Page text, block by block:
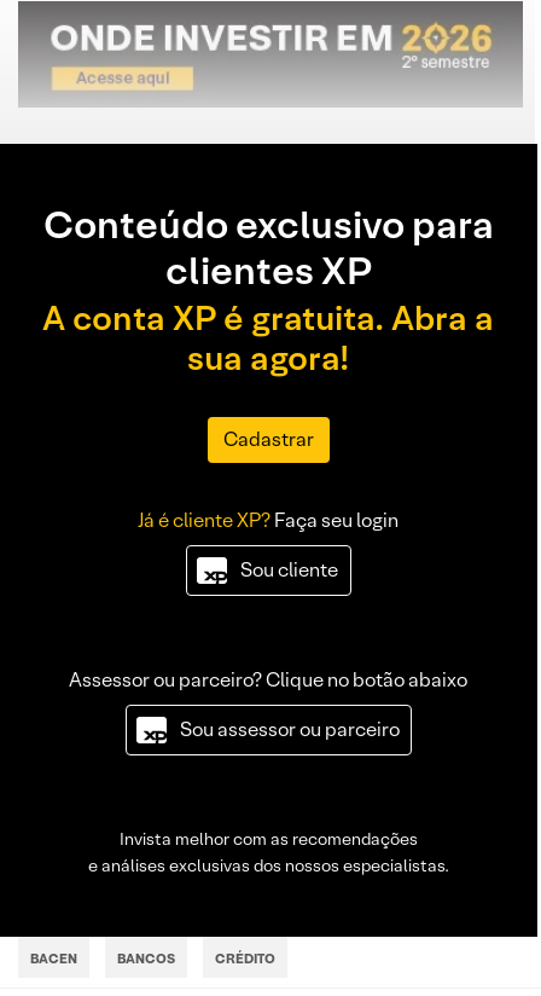
Conteúdo exclusivo para
clientes XP
A conta XP é gratuita. Abra a
sua agora!
Cadastrar
Já é cliente XP?Faça seu login
Sou cliente
Assessor ou parceiro? Clique no botão abaixo
Sou assessor ou parceiro
Invista melhor com as recomendações
e análises exclusivas dos nossos especialistas.
BACEN BANCOS CRÉDITO